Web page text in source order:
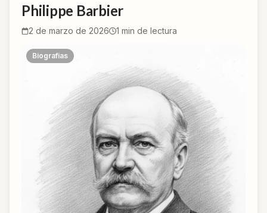
Philippe Barbier
2 de marzo de 2026 1 min de lectura
Biografias